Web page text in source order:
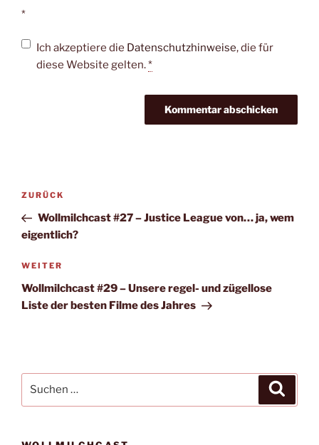
*
Ich akzeptiere die Datenschutzhinweise, die für
diese Website gelten.*
Beitragsnavigation
Vorheriger
Beitrag
ZURÜCK
Wollmilchcast #27 – Justice League von… ja, wem
eigentlich?
Nächster
Beitrag
WEITER
Wollmilchcast #29 – Unsere regel- und zügellose
Liste der besten Filme des Jahres
nach: